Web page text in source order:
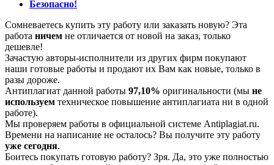
Безопасно!
Сомневаетесь купить эту работу или заказать новую? Эта
работа ничем не отличается от новой на заказ, только
дешевле!
Зачастую авторы-исполнители из других фирм покупают
наши готовые работы и продают их Вам как новые, только в
разы дороже.
Антиплагиат данной работы 97,10% оригинальности (мы не
используем техническое повышение антиплагиата ни в одной
работе).
Мы проверяем работы в официальной системе Аntiplagiat.ru.
Времени на написание не осталось? Вы получите эту работу
уже сегодня.
Боитесь покупать готовую работу? Зря. Да, это уже полностью